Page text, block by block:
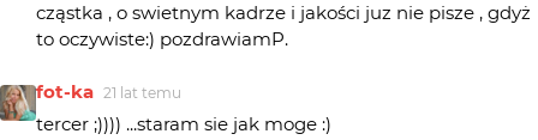
cząstka , o swietnym kadrze i jakości juz nie pisze , gdyż
to oczywiste:) pozdrawiamP.
fot-ka 21 lat temu
tercer ;)))) ...staram sie jak moge :)